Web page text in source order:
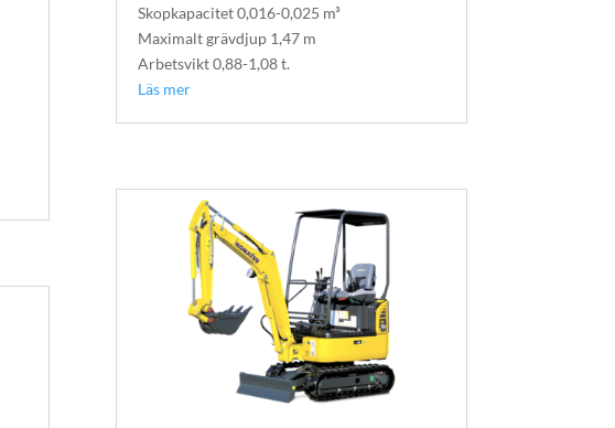
Skopkapacitet 0,016-0,025 m³
Maximalt grävdjup 1,47 m
Arbetsvikt 0,88-1,08 t.
Läs mer